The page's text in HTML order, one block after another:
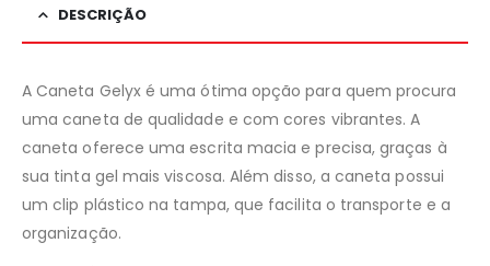
DESCRIÇÃO
A Caneta Gelyx é uma ótima opção para quem procura
uma caneta de qualidade e com cores vibrantes. A
caneta oferece uma escrita macia e precisa, graças à
sua tinta gel mais viscosa. Além disso, a caneta possui
um clip plástico na tampa, que facilita o transporte e a
organização.